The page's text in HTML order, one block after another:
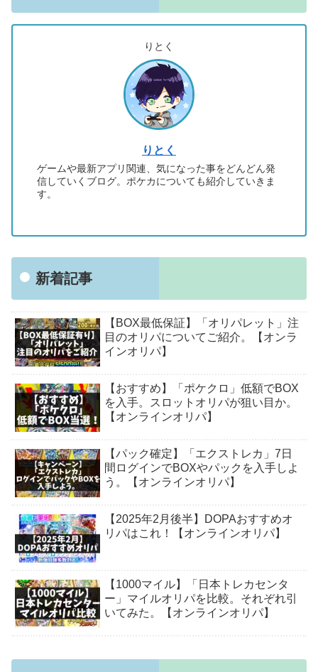
りとく
りとく
ゲームや最新アプリ関連、気になった事をどんどん発
信していくブログ。ポケカについても紹介していきま
す。
新着記事
【BOX最低保証】「オリパレット」注
目のオリパについてご紹介。【オンラ
インオリパ】
【おすすめ】「ポケクロ」低額でBOX
を入手。スロットオリパが狙い目か。
【オンラインオリパ】
【パック確定】「エクストレカ」7日
間ログインでBOXやパックを入手しよ
う。【オンラインオリパ】
【2025年2月後半】DOPAおすすめオ
リパはこれ！【オンラインオリパ】
【1000マイル】「日本トレカセンタ
ー」マイルオリパを比較。それぞれ引
いてみた。【オンラインオリパ】